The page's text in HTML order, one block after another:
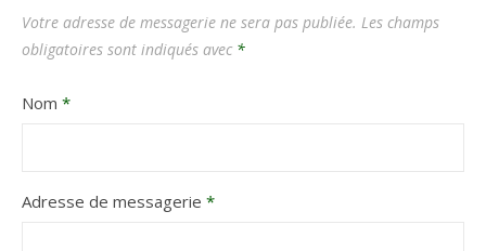
Votre adresse de messagerie ne sera pas publiée. Les champs
obligatoires sont indiqués avec *
Nom *
Adresse de messagerie *